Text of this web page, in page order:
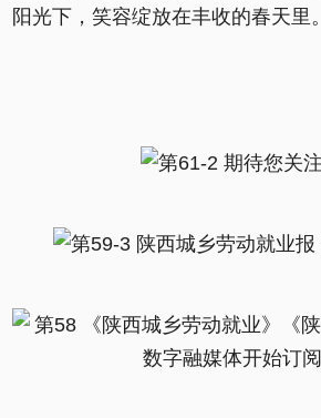
阳光下，笑容绽放在丰收的春天里。